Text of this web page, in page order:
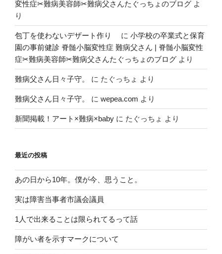
変性症✂︎難病美容師✂︎難病父さんたぐっちょのブログ よ
り
包丁を使わないデザート作り に 小学校の卒業式と保育
園の事前健診 脊髄小脳変性症 難病父さん | 脊髄小脳変性
症✂︎難病美容師✂︎難病父さんたぐっちょのブログ より
難病父さん日々子守。 に たぐっちょ より
難病父さん日々子守。 に wepea.com より
新聞掲載！アート×難病×baby に たぐっちょ より
最近の投稿
あの日から10年。僕が今、思うこと。
実は障害当事者市議会議員
1人で出来ることは限られてるって話
障がい者を示すマークについて